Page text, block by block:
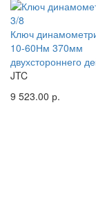
Ключ
10-60Нм 370мм
двухстороннего
JTC
9 523.00 р.